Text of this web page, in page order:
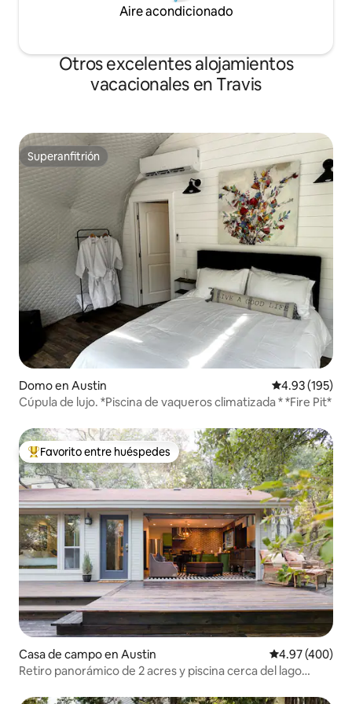
Aire acondicionado
Otros excelentes alojamientos
vacacionales en Travis
Superanfitrión
Superanfitrión
Domo en Austin Calificación
4.93 (195)
Cúpula de lujo. *Piscina de vaqueros climatizada * *Fire Pit*
De los mejores en Favorito entre huéspedes
Favorito entre huéspedes
Casa de campo en Austin Calificación
4.97 (400)
Retiro panorámico de 2 acres y piscina cerca del lago